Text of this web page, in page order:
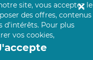
site, vous acceptez le
des offres, contenus
d’intérêts. Pour plus
vos cookies,
✕